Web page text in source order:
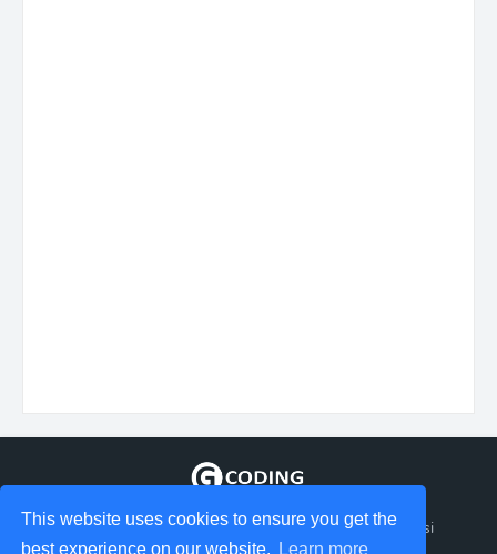
This website uses cookies to ensure you get the
best experience on our website.
Learn more
Tempat berbagi Informasi tentang coding dan aplikasi